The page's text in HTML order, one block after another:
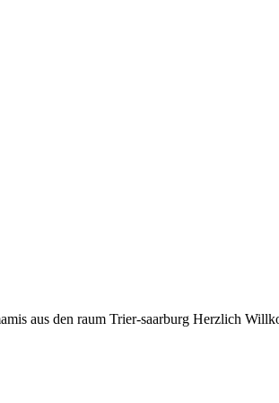
aus den raum Trier-saarburg Herzlich